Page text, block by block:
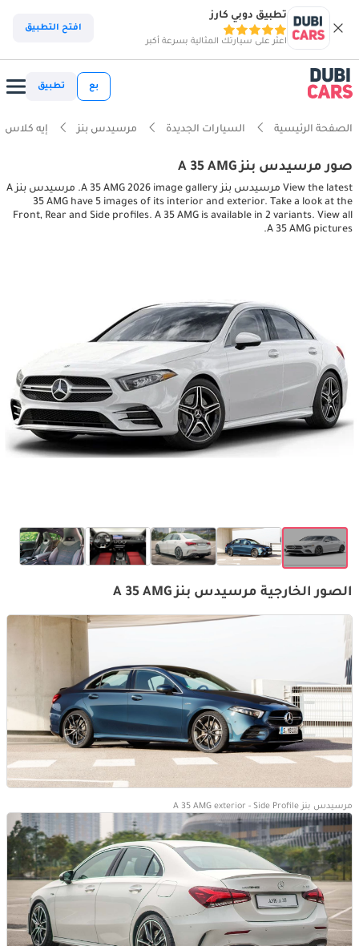
تطبيق دوبي كارز
اعثر على سيارتك المثالية بسرعة أكبر
افتح التطبيق
بع تطبيق
الصفحة الرئيسية السيارات الجديدة مرسيدس بنز إيه كلاس
صور مرسيدس بنز A 35 AMG
View the latest مرسيدس بنز A 35 AMG 2026 image gallery. مرسيدس بنز A
35 AMG have 5 images of its interior and exterior. Take a look at the
Front, Rear and Side profiles. A 35 AMG is available in 2 variants. View all
A 35 AMG pictures.
الصور الخارجية مرسيدس بنز A 35 AMG
مرسيدس بنز A 35 AMG exterior - Side Profile